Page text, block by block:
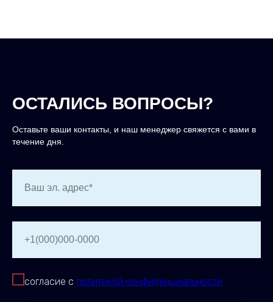
ОСТАЛИСЬ ВОПРОСЫ?
Оставьте ваши контакты, и наш менеджер свяжется с вами в
течение дня.
Ваш эл. адрес*
+1(000)000-0000
согласие с политикой конфиденциальности